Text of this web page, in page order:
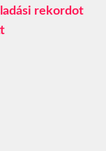
rekordot